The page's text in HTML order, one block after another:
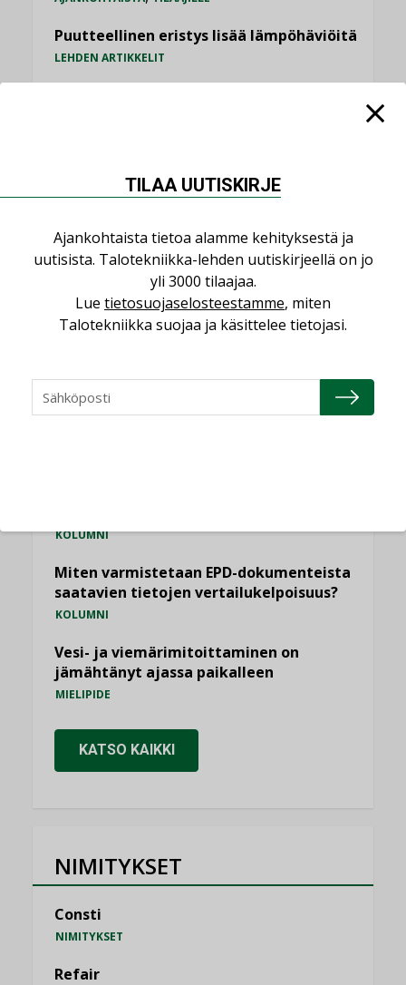
Puutteellinen eristys lisää lämpöhäviöitä
LEHDEN ARTIKKELIT
KATSO KAIKKI
NÄKÖKULMIA
KOLUMNI
KOLUMNI
Miten varmistetaan EPD-dokumenteista
saatavien tietojen vertailukelpoisuus?
KOLUMNI
Vesi- ja viemärimitoittaminen on
jämähtänyt ajassa paikalleen
MIELIPIDE
KATSO KAIKKI
NIMITYKSET
Consti
NIMITYKSET
Refair
TILAA UUTISKIRJE
Ajankohtaista tietoa alamme kehityksestä ja
uutisista. Talotekniikka-lehden uutiskirjeellä on jo
yli 3000 tilaajaa.
Lue tietosuojaselosteestamme, miten
Talotekniikka suojaa ja käsittelee tietojasi.